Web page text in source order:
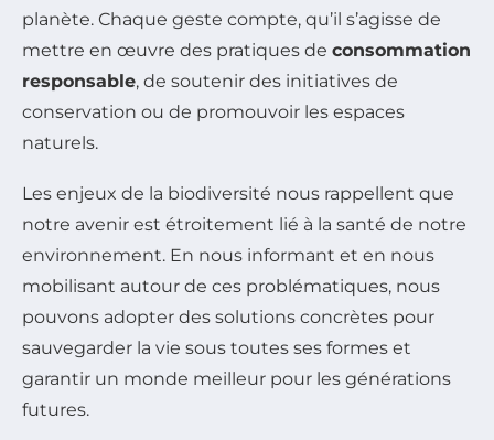
planète. Chaque geste compte, qu’il s’agisse de
mettre en œuvre des pratiques de consommation
responsable, de soutenir des initiatives de
conservation ou de promouvoir les espaces
naturels.
Les enjeux de la biodiversité nous rappellent que
notre avenir est étroitement lié à la santé de notre
environnement. En nous informant et en nous
mobilisant autour de ces problématiques, nous
pouvons adopter des solutions concrètes pour
sauvegarder la vie sous toutes ses formes et
garantir un monde meilleur pour les générations
futures.